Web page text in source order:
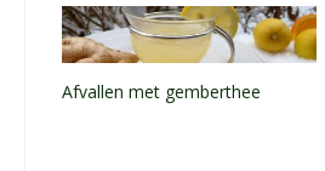
Afvallen met gemberthee